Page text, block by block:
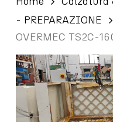
- PREPARAZIONE
OVERMEC TS2C-